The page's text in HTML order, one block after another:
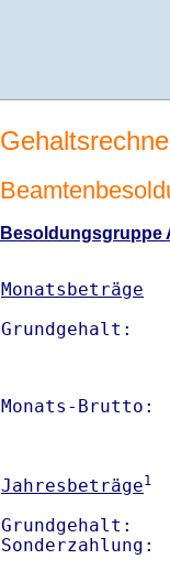
Besoldungsgruppe
Monatsbeträge
Jahresbeträge1
Grundgehalt: